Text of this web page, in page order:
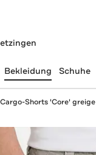
Bekleidung Schuhe
Cargo-Shorts 'Core' greige